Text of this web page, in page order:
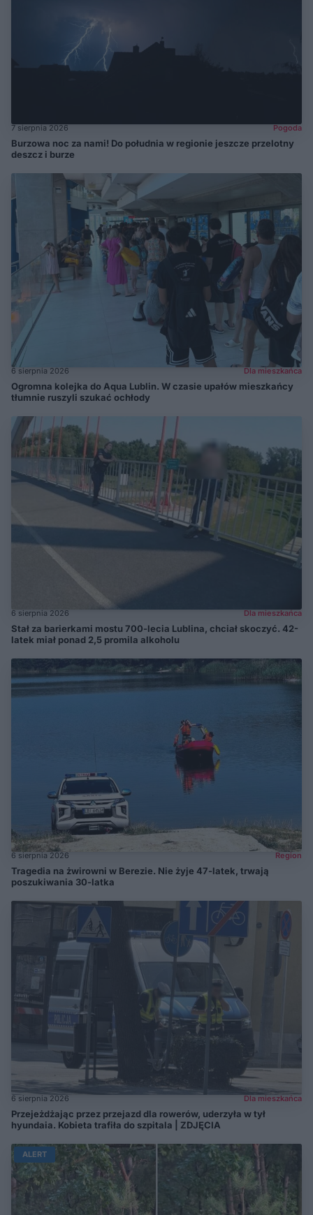
7 sierpnia 2026 Pogoda
Burzowa noc za nami! Do południa w regionie jeszcze przelotny
deszcz i burze
6 sierpnia 2026 Dla mieszkańca
Ogromna kolejka do Aqua Lublin. W czasie upałów mieszkańcy
tłumnie ruszyli szukać ochłody
6 sierpnia 2026 Dla mieszkańca
Stał za barierkami mostu 700-lecia Lublina, chciał skoczyć. 42-
latek miał ponad 2,5 promila alkoholu
6 sierpnia 2026 Region
Tragedia na żwirowni w Berezie. Nie żyje 47-latek, trwają
poszukiwania 30-latka
6 sierpnia 2026 Dla mieszkańca
Przejeżdżając przez przejazd dla rowerów, uderzyła w tył
hyundaia. Kobieta trafiła do szpitala | ZDJĘCIA
ALERT